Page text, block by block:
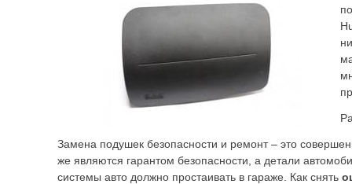
Замена подушек безопасности и ремонт – это
же являются гарантом безопасности, а детали
системы авто должно простаивать в гараже. Как снять